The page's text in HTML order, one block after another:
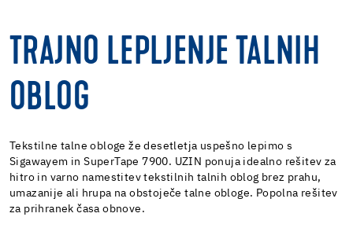
TRAJNO LEPLJENJE TALNIH
OBLOG
Tekstilne talne obloge že desetletja uspešno lepimo s
Sigawayem in SuperTape 7900. UZIN ponuja idealno rešitev za
hitro in varno namestitev tekstilnih talnih oblog brez prahu,
umazanije ali hrupa na obstoječe talne obloge. Popolna rešitev
za prihranek časa obnove.